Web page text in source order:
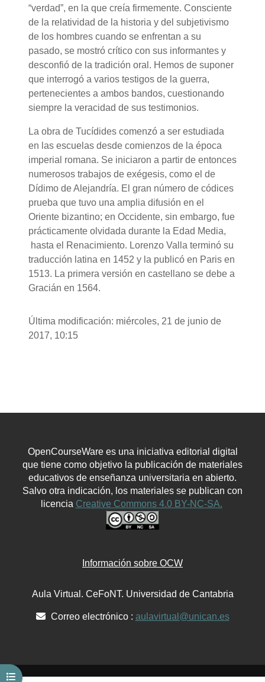
Abrir índice del curso
“verdad”, en la que creía firmemente. Consciente
de la relatividad de la historia y del subjetivismo
de los hombres cuando se enfrentan a su
pasado, se mostró crítico con sus informantes y
desconfió de la tradición oral. Hemos de suponer
que interrogó a varios testigos de la guerra,
pertenecientes a ambos bandos, cuestionando
siempre la veracidad de sus testimonios.
La obra de Tucídides comenzó a ser estudiada
en las escuelas desde comienzos de la época
imperial romana. Se iniciaron a partir de entonces
numerosos trabajos de exégesis, como el de
Dídimo de Alejandría. El gran número de códices
prueba que tuvo una amplia difusión en el
Oriente bizantino; en Occidente, sin embargo, fue
prácticamente olvidada durante la Edad Media,
hasta el Renacimiento. Lorenzo Valla terminó su
traducción latina en 1452 y la publicó en Paris en
1513. La primera versión en castellano se debe a
Gracián en 1564.
Última modificación: miércoles, 21 de junio de
2017, 10:15
OpenCourseWare es una iniciativa editorial digital
que tiene como objetivo la publicación de materiales
educativos de enseñanza universitaria en abierto.
Salvo otra indicación, los materiales se publican con
licencia Creative Commons 4.0 BY-NC-SA.
Información sobre OCW
Aula Virtual. CeFoNT. Universidad de Cantabria
Correo electrónico : aulavirtual@unican.es